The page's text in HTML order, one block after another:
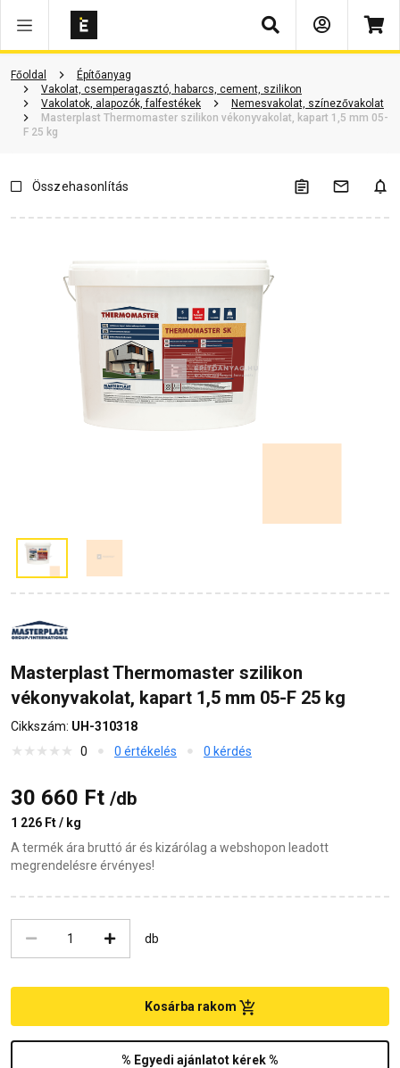
Keresés
Főoldal
Építőanyag
Vakolat, csemperagasztó, habarcs, cement, szilikon
Vakolatok, alapozók, falfestékek
Nemesvakolat, színezővakolat
Masterplast Thermomaster szilikon vékonyvakolat, kapart 1,5 mm 05-
F 25 kg
Vásárlói vélemények Kérdések és válaszok Kapcsolódó cikkek
Összehasonlítás
Masterplast Thermomaster szilikon
vékonyvakolat, kapart 1,5 mm 05-F 25 kg
Cikkszám: UH-310318
0
0 értékelés 0 kérdés
30 660 Ft /db
1 226 Ft / kg
A termék ára bruttó ár és kizárólag a webshopon leadott
megrendelésre érvényes!
db
% Egyedi ajánlatot kérek %
Kosárba rakom